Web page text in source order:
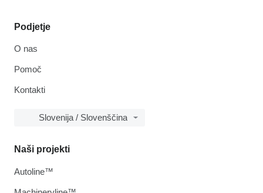
Podjetje
O nas
Pomoč
Kontakti
Slovenija / Slovenščina
Naši projekti
Autoline™